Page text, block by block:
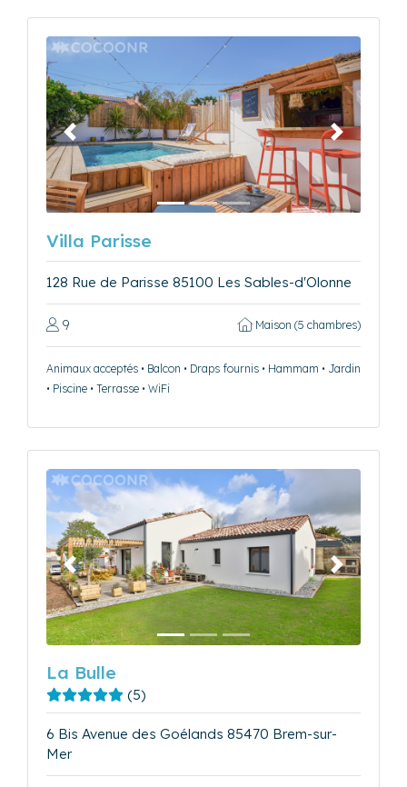
Précédent Suivant
Villa Parisse
128 Rue de Parisse 85100 Les Sables-d'Olonne
9 Maison (5 chambres)
Animaux acceptés • Balcon • Draps fournis • Hammam • Jardin
• Piscine • Terrasse • WiFi
Précédent Suivant
La Bulle
(5)
6 Bis Avenue des Goélands 85470 Brem-sur-
Mer